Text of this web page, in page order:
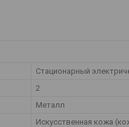
Стационарный
2
Металл
Искусственная кожа